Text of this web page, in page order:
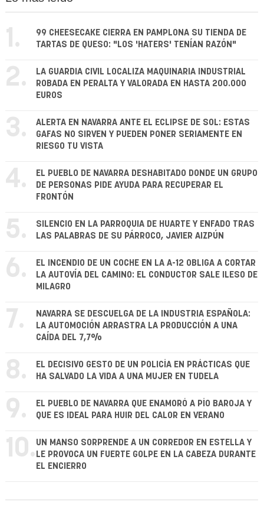
1.
99 CHEESECAKE CIERRA EN PAMPLONA SU TIENDA DE
TARTAS DE QUESO: "LOS 'HATERS' TENÍAN RAZÓN"
2.
LA GUARDIA CIVIL LOCALIZA MAQUINARIA INDUSTRIAL
ROBADA EN PERALTA Y VALORADA EN HASTA 200.000
EUROS
3.
ALERTA EN NAVARRA ANTE EL ECLIPSE DE SOL: ESTAS
GAFAS NO SIRVEN Y PUEDEN PONER SERIAMENTE EN
RIESGO TU VISTA
4.
EL PUEBLO DE NAVARRA DESHABITADO DONDE UN GRUPO
DE PERSONAS PIDE AYUDA PARA RECUPERAR EL
FRONTÓN
5.
SILENCIO EN LA PARROQUIA DE HUARTE Y ENFADO TRAS
LAS PALABRAS DE SU PÁRROCO, JAVIER AIZPÚN
6.
EL INCENDIO DE UN COCHE EN LA A-12 OBLIGA A CORTAR
LA AUTOVÍA DEL CAMINO: EL CONDUCTOR SALE ILESO DE
MILAGRO
7.
NAVARRA SE DESCUELGA DE LA INDUSTRIA ESPAÑOLA:
LA AUTOMOCIÓN ARRASTRA LA PRODUCCIÓN A UNA
CAÍDA DEL 7,7%
8.
EL DECISIVO GESTO DE UN POLICÍA EN PRÁCTICAS QUE
HA SALVADO LA VIDA A UNA MUJER EN TUDELA
9.
EL PUEBLO DE NAVARRA QUE ENAMORÓ A PÍO BAROJA Y
QUE ES IDEAL PARA HUIR DEL CALOR EN VERANO
10. UN MANSO SORPRENDE A UN CORREDOR EN ESTELLA Y
LE PROVOCA UN FUERTE GOLPE EN LA CABEZA DURANTE
EL ENCIERRO